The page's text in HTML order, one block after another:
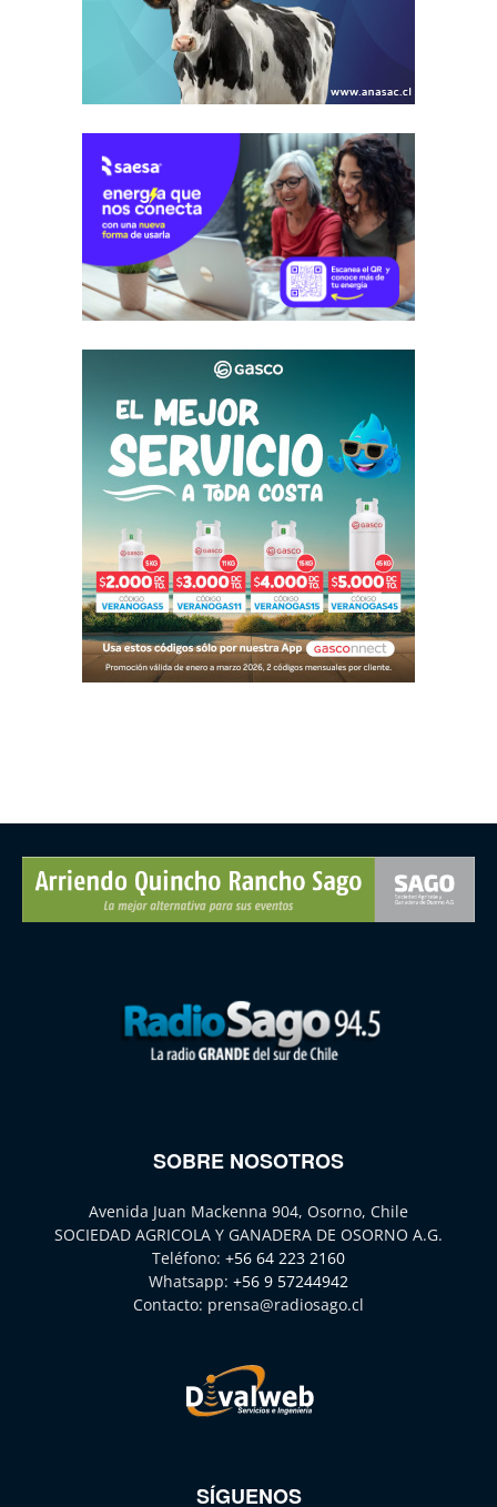
SOBRE NOSOTROS
Avenida Juan Mackenna 904, Osorno, Chile
SOCIEDAD AGRICOLA Y GANADERA DE OSORNO A.G.
Teléfono: +56 64 223 2160
Whatsapp: +56 9 57244942
Contacto: prensa@radiosago.cl
SÍGUENOS